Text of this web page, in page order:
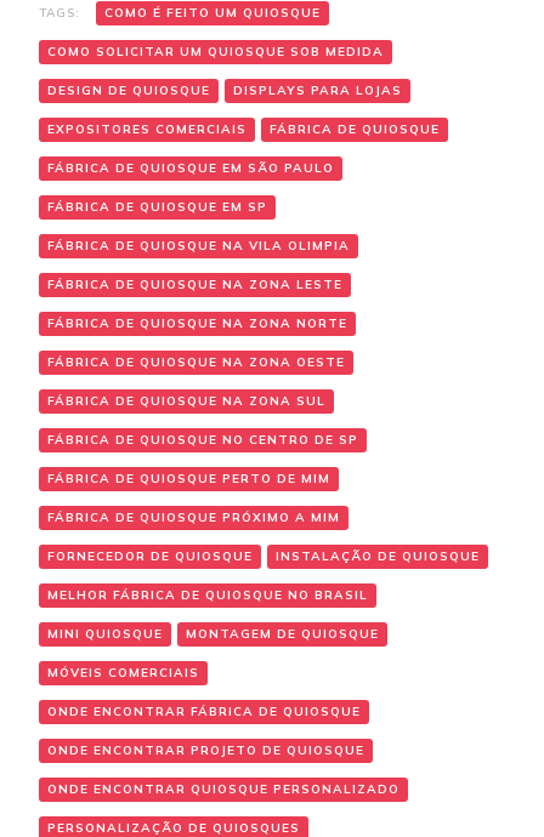
TAGS: COMO É FEITO UM QUIOSQUE
COMO SOLICITAR UM QUIOSQUE SOB MEDIDA
DESIGN DE QUIOSQUE DISPLAYS PARA LOJAS
EXPOSITORES COMERCIAIS FÁBRICA DE QUIOSQUE
FÁBRICA DE QUIOSQUE EM SÃO PAULO
FÁBRICA DE QUIOSQUE EM SP
FÁBRICA DE QUIOSQUE NA VILA OLIMPIA
FÁBRICA DE QUIOSQUE NA ZONA LESTE
FÁBRICA DE QUIOSQUE NA ZONA NORTE
FÁBRICA DE QUIOSQUE NA ZONA OESTE
FÁBRICA DE QUIOSQUE NA ZONA SUL
FÁBRICA DE QUIOSQUE NO CENTRO DE SP
FÁBRICA DE QUIOSQUE PERTO DE MIM
FÁBRICA DE QUIOSQUE PRÓXIMO A MIM
FORNECEDOR DE QUIOSQUE INSTALAÇÃO DE QUIOSQUE
MELHOR FÁBRICA DE QUIOSQUE NO BRASIL
MINI QUIOSQUE MONTAGEM DE QUIOSQUE
MÓVEIS COMERCIAIS
ONDE ENCONTRAR FÁBRICA DE QUIOSQUE
ONDE ENCONTRAR PROJETO DE QUIOSQUE
ONDE ENCONTRAR QUIOSQUE PERSONALIZADO
PERSONALIZAÇÃO DE QUIOSQUES